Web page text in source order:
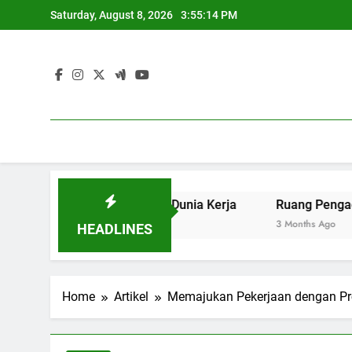
to
Saturday, August 8, 2026 3:55:15 PM
HEADLINES
Saing di Dunia Kerja Ruang Pengadilan:
Home Artikel Memajukan Pekerjaan dengan